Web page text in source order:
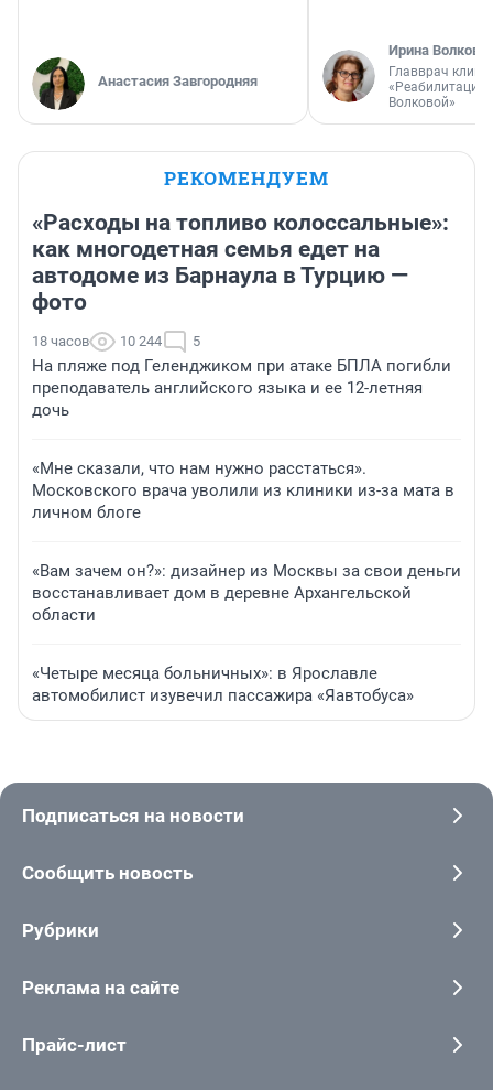
Анастасия Завгородняя
Ирина Волкова
Главврач
«Реабилитация
Волковой»
РЕКОМЕНДУЕМ
«Расходы на топливо колоссальные»:
как многодетная семья едет на
автодоме из Барнаула в Турцию —
фото
18 часов 10 244 5
На пляже под Геленджиком при атаке БПЛА погибли
преподаватель английского языка и ее 12-летняя
дочь
«Мне сказали, что нам нужно расстаться».
Московского врача уволили из клиники из-за мата в
личном блоге
«Вам зачем он?»: дизайнер из Москвы за свои деньги
восстанавливает дом в деревне Архангельской
области
«Четыре месяца больничных»: в Ярославле
автомобилист изувечил пассажира «Яавтобуса»
Подписаться на новости
Сообщить новость
Рубрики
Реклама на сайте
Прайс-лист